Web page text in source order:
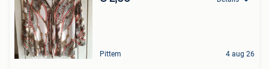
Pittem 4 aug 26